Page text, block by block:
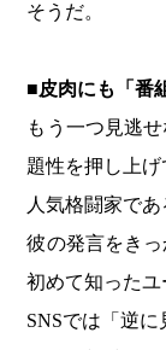
そうだ。
■皮肉にも「番
もう一つ見逃
題性を押し上げ
人気格闘家で
彼の発言をき
初めて知ったユ
SNSでは「逆に